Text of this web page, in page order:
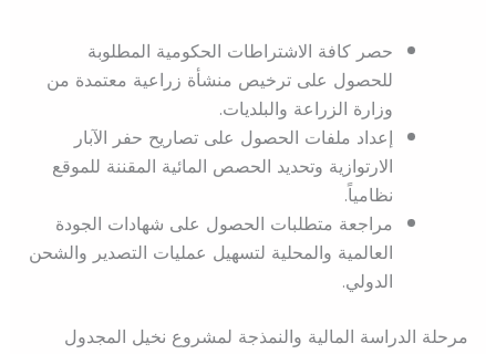
حصر كافة الاشتراطات الحكومية المطلوبة
للحصول على ترخيص منشأة زراعية معتمدة من
وزارة الزراعة والبلديات.
إعداد ملفات الحصول على تصاريح حفر الآبار
الارتوازية وتحديد الحصص المائية المقننة للموقع
نظامياً.
مراجعة متطلبات الحصول على شهادات الجودة
العالمية والمحلية لتسهيل عمليات التصدير والشحن
الدولي.
مرحلة الدراسة المالية والنمذجة لمشروع نخيل المجدول